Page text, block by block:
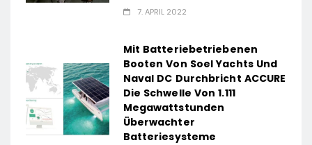
7. APRIL 2022
Mit Batteriebetriebenen
Booten Von Soel Yachts Und
Naval DC Durchbricht ACCURE
Die Schwelle Von 1.111
Megawattstunden
Überwachter
Batteriesysteme